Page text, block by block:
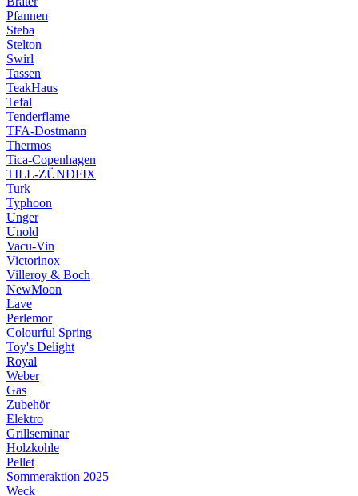
Pfannen
Steba
Stelton
Swirl
Tassen
TeakHaus
Tefal
Tenderflame
TFA-Dostmann
Thermos
Tica-Copenhagen
TILL-ZÜNDFIX
Turk
Typhoon
Unger
Unold
Vacu-Vin
Victorinox
Villeroy & Boch
NewMoon
Lave
Perlemor
Colourful Spring
Toy's Delight
Royal
Weber
Gas
Zubehör
Elektro
Grillseminar
Holzkohle
Pellet
Sommeraktion 2025
Weck